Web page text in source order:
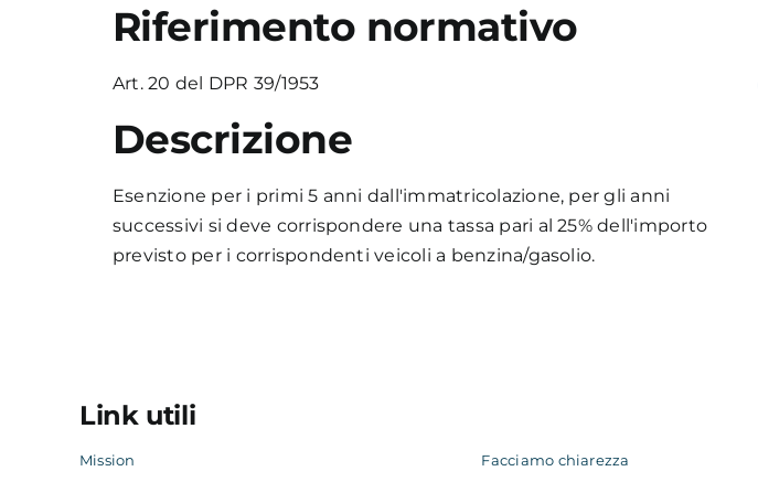
Riferimento normativo
Art. 20 del DPR 39/1953
Descrizione
Esenzione per i primi 5 anni dall'immatricolazione, per gli anni
successivi si deve corrispondere una tassa pari al 25% dell'importo
previsto per i corrispondenti veicoli a benzina/gasolio.
Link utili
Mission Facciamo chiarezza